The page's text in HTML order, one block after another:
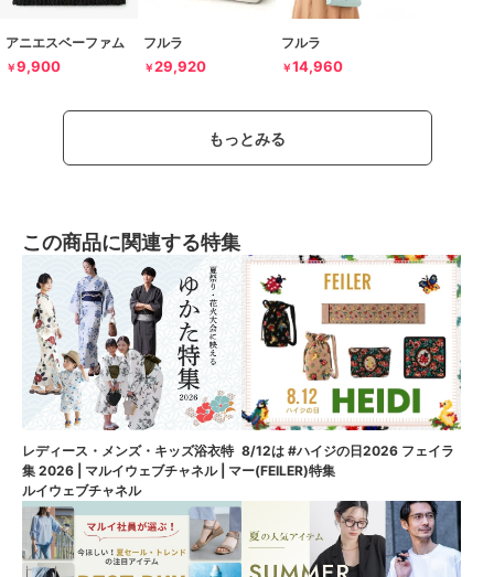
アニエスベーファム
￥9,900
フルラ
￥29,920
フルラ
￥14,960
もっとみる
この商品に関連する特集
レディース・メンズ・キッズ浴衣特
集 2026 | マルイウェブチャネル | マ
ルイウェブチャネル
8/12は #ハイジの日2026 フェイラ
ー(FEILER)特集